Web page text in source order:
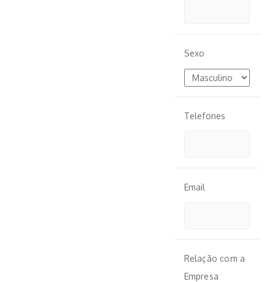
Sexo
Telefones
Email
Relação com a
Empresa